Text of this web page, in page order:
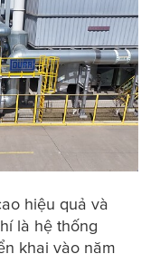
hiệu quả và
là hệ thống
khai vào năm